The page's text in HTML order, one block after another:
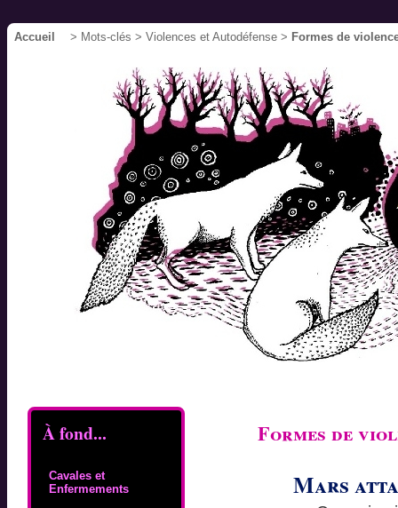
Accueil > Mots-clés > Violences et Autodéfense > Formes de
À fond...
Cavales et
Enfermements
Formes de
Mars